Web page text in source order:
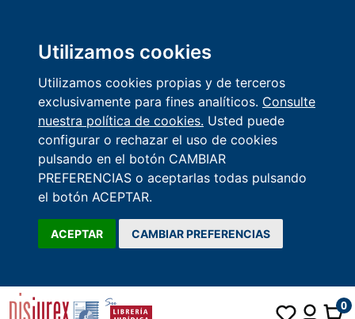
Utilizamos cookies
Utilizamos cookies propias y de terceros
exclusivamente para fines analíticos. Consulte
nuestra política de cookies. Usted puede
configurar o rechazar el uso de cookies
pulsando en el botón CAMBIAR
PREFERENCIAS o aceptarlas todas pulsando
el botón ACEPTAR.
ACEPTAR CAMBIAR PREFERENCIAS
0